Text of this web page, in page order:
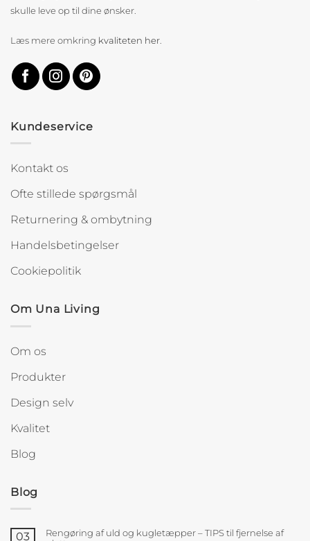
skulle leve op til dine ønsker.
Læs mere omkring kvaliteten her.
Kundeservice
Kontakt os
Ofte stillede spørgsmål
Returnering & ombytning
Handelsbetingelser
Cookiepolitik
Om Una Living
Om os
Produkter
Design selv
Kvalitet
Blog
Blog
03
Rengøring af uld og kugletæpper – TIPS til fjernelse af